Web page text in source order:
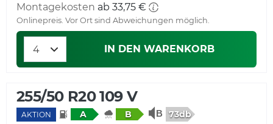
Montagekosten ab 33,75 €
Onlinepreis. Vor Ort sind Abweichungen möglich.
IN DEN WARENKORB
255/50 R20 109 V
AKTION A B 73db